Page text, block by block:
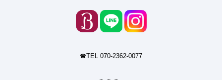
☎︎TEL 070-2362-0077